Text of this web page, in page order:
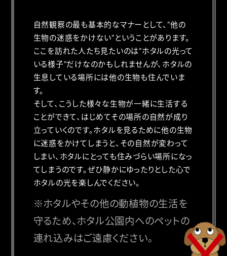
自然観察の最も基本的なマナーとして、”他の
生物の迷惑をかけない”ということがあります。
ここを訪れた人たち見たいのは”ホタルの光って
いる様子”だけなのかもしれませんが、ホタルの
生息している場所には他の生物も住んでいま
す。
そして、こうした様々な生物が一緒に生活する
ことができて、はじめてその場所の自然が成り
立っていくのです。ホタルを見るために他の生物
に迷惑をかけてしまうと、その自然が変わって
しまい、ホタルにとっても住みづらい場所になっ
てしまうのです。ぜひ静かにゆったりとした心で
ホタルの光を楽しんでください。
※ホタルやその他の動植物の生活を
守るため、ホタル公園内へのペットの
連れ込みはご遠慮ください。